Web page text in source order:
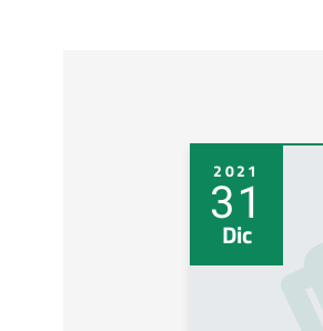
2021
31
Dic